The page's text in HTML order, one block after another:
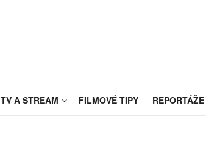
TV A STREAM FILMOVÉ TIPY REPORTÁŽE